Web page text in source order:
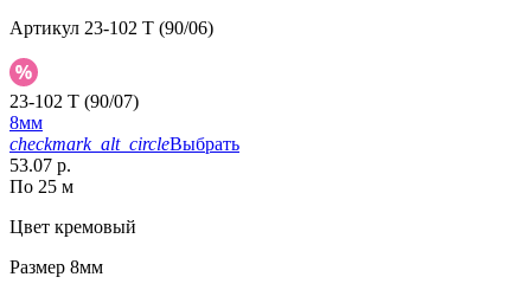
Артикул 23-102 T (90/06)
23-102 T (90/07)
8мм
checkmark_alt_circleВыбрать
53.07 р.
По 25 м
Цвет кремовый
Размер 8мм